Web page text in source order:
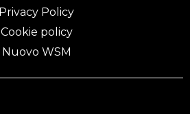
Privacy Policy
Cookie policy
Nuovo WSM